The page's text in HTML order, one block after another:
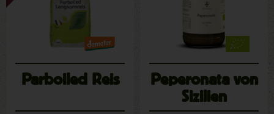
Parboiled Reis
Peperonata von
Sizilien